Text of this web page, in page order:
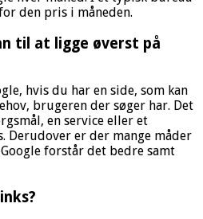
den pris i måneden.
til at ligge øverst på
hvis du har en side, som kan
brugeren der søger har. Det
en service eller et
Derudover er der mange måder
forstår det bedre samt